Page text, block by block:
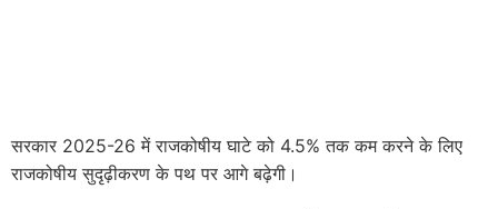
सरकार 2025-26 में राजकोषीय घाटे को 4.5% तक कम करने के लिए
राजकोषीय सुदृढ़ीकरण के पथ पर आगे बढ़ेगी।